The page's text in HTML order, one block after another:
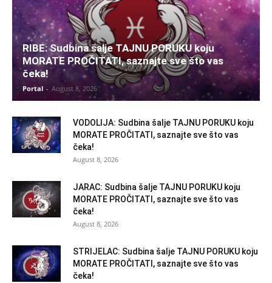
RIBE: Sudbina šalje TAJNU PORUKU koju
MORATE PROČITATI, saznajte sve što vas
čeka!
Portal - August 8, 2026
VODOLIJA: Sudbina šalje TAJNU PORUKU koju
MORATE PROČITATI, saznajte sve što vas
čeka!
August 8, 2026
JARAC: Sudbina šalje TAJNU PORUKU koju
MORATE PROČITATI, saznajte sve što vas
čeka!
August 8, 2026
STRIJELAC: Sudbina šalje TAJNU PORUKU koju
MORATE PROČITATI, saznajte sve što vas
čeka!